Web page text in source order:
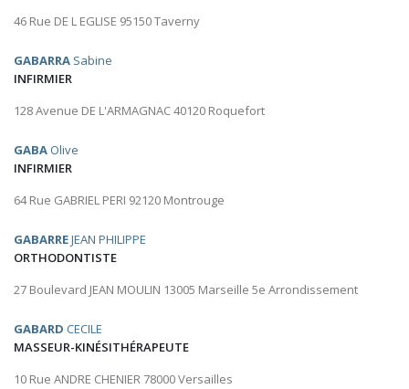
46 Rue DE L EGLISE 95150 Taverny
GABARRA Sabine
INFIRMIER
128 Avenue DE L'ARMAGNAC 40120 Roquefort
GABA Olive
INFIRMIER
64 Rue GABRIEL PERI 92120 Montrouge
GABARREJEAN PHILIPPE
ORTHODONTISTE
27 Boulevard JEAN MOULIN 13005 Marseille 5e Arrondissement
GABARD CECILE
MASSEUR-KINÉSITHÉRAPEUTE
10 Rue ANDRE CHENIER 78000 Versailles